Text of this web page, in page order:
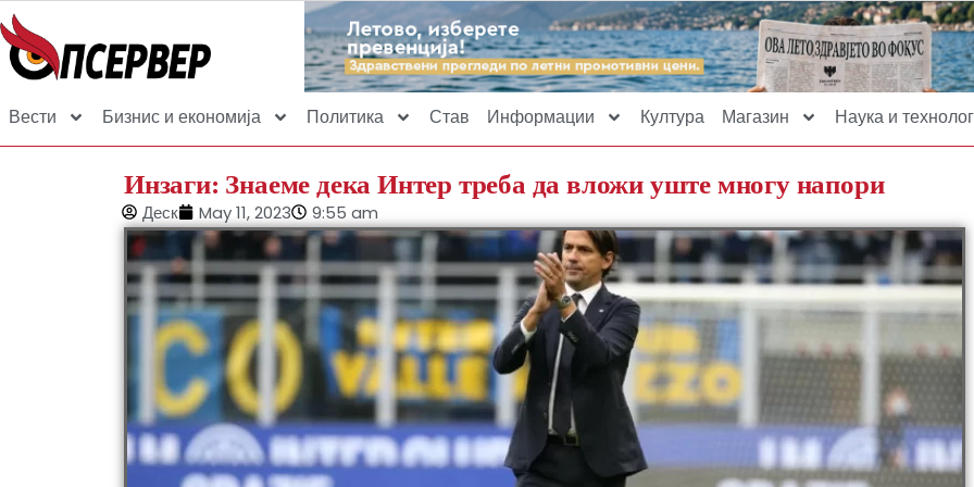
Вести Бизнис и економија Политика Став Информации Култура Магазин Наука и
Инзаги: Знаеме дека Интер треба да вложи уште многу напори
Деск May 11, 2023 9:55 am